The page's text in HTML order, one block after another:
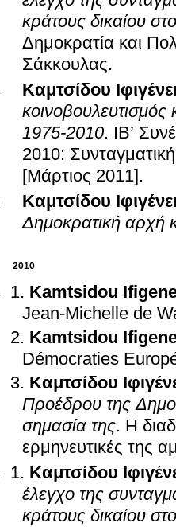
κράτους δικαίου
Δημοκρατία και
Σάκκουλας.
Καμτσίδου
κοινοβουλευτισμός
1975-2010. ΙΒ’
2010:
[Μάρτιος 2011] .
Καμτσίδου
Δημοκρατική αρχή
2010
Kamtsidou
Jean-Michelle de
Kamtsidou
Démocraties
Καμτσίδου
Προέδρου της
σημασία της. Η
ερμηνευτικές της
Καμτσίδου
έλεγχο της
κράτους δικαίου